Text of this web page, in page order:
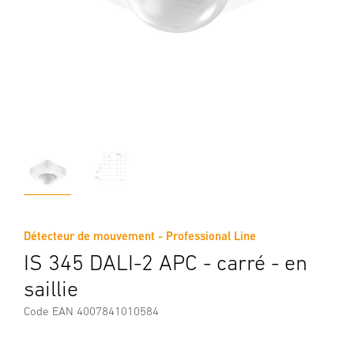
Détecteur de mouvement - Professional Line
IS 345 DALI-2 APC - carré - en
saillie
Code EAN 4007841010584